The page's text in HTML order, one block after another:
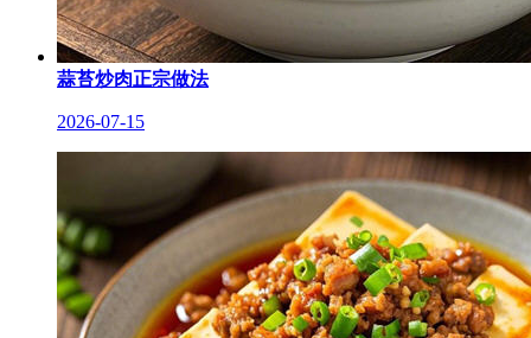
蒜苔炒肉正宗做法
2026-07-15